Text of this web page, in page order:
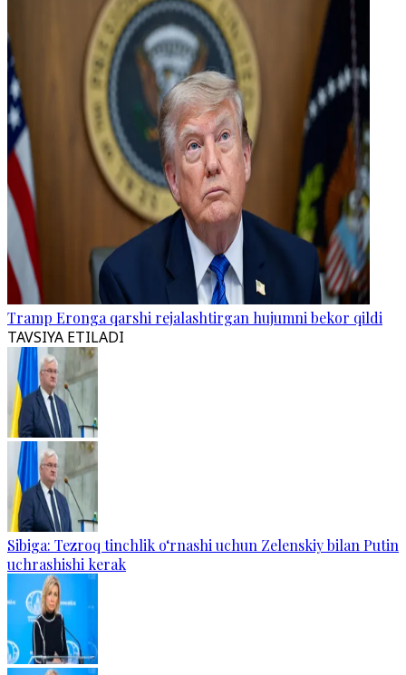
Tramp Eronga qarshi rejalashtirgan hujumni bekor qildi
TAVSIYA ETILADI
Sibiga: Tezroq tinchlik o‘rnashi uchun Zelenskiy bilan Putin
uchrashishi kerak